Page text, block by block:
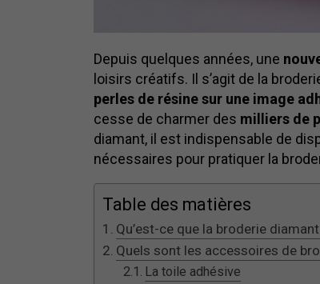
Depuis quelques années, une
loisirs créatifs. Il s’agit de la
perles de résine sur une image
cesse de charmer des milliers de
diamant, il est indispensable de
nécessaires pour pratiquer la
Table des matières
Qu’est-ce que la broderie
Quels sont les accessoires de
La toile adhésive